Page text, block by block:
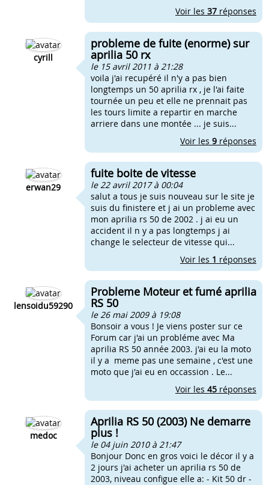
Voir les 37 réponses
cyrill
probleme de fuite (enorme) sur
aprilia 50 rx
le 15 avril 2011 à 21:28
voila j'ai recupéré il n'y a pas bien
longtemps un 50 aprilia rx , je l'ai faite
tournée un peu et elle ne prennait pas
les tours limite a repartir en marche
arriere dans une montée ... je suis...
Voir les 9 réponses
erwan29
fuite boite de vitesse
le 22 avril 2017 à 00:04
salut a tous je suis nouveau sur le site je
suis du finistere et j ai un probleme avec
mon aprilia rs 50 de 2002 . j ai eu un
accident il n y a pas longtemps j ai
change le selecteur de vitesse qui...
Voir les 1 réponses
lensoidu59290
Probleme Moteur et fumé aprilia
RS 50
le 26 mai 2009 à 19:08
Bonsoir a vous ! Je viens poster sur ce
Forum car j'ai un probléme avec Ma
aprilia RS 50 année 2003. j'ai eu la moto
il y a meme pas une semaine , c'est une
moto que j'ai eu en occassion . Le...
Voir les 45 réponses
medoc
Aprilia RS 50 (2003) Ne demarre
plus !
le 04 juin 2010 à 21:47
Bonjour Donc en gros voici le décor il y a
2 jours j'ai acheter un aprilia rs 50 de
2003, niveau configue elle a: - Kit 50 dr -